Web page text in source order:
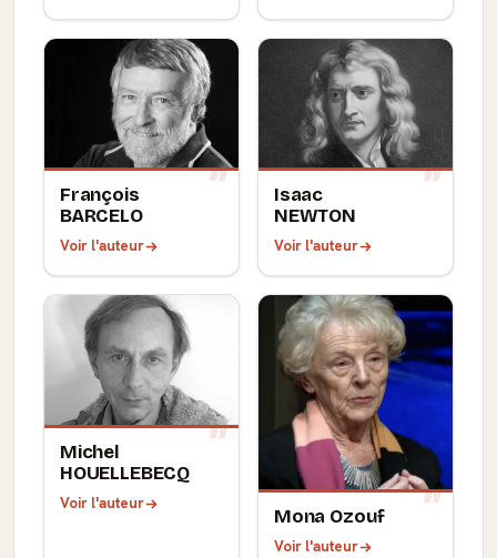
François
BARCELO
Voir l'auteur
Isaac
NEWTON
Voir l'auteur
Michel
HOUELLEBECQ
Voir l'auteur
Mona Ozouf
Voir l'auteur